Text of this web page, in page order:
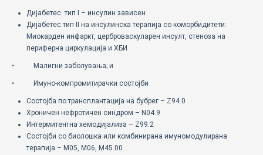
Дијабетес тип I – инсулин зависен
Дијабетес тип II на инсулинска терапија со коморбидитети:
Миокарден инфаркт, церброваскуларен инсулт, стеноза на
периферна циркулација и ХБИ
• Малигни заболувања; и
• Имуно-компромитирачки состојби
Состојба по трансплантација на бубрег – Z94.0
Хроничен нефротичен синдром – N04.9
Интермитентна хемодијализа – Z99.2
Состојби со биолошка или комбинирана имуномодулирана
терапија – M05, M06, M45.00